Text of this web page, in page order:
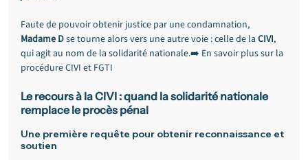
Faute de pouvoir obtenir justice par une condamnation,
Madame D se tourne alors vers une autre voie : celle de la CIVI,
qui agit au nom de la solidarité nationale.➡️ En savoir plus sur la
procédure CIVI et FGTI
Le recours à la CIVI : quand la solidarité nationale
remplace le procès pénal
Une première requête pour obtenir reconnaissance et
soutien